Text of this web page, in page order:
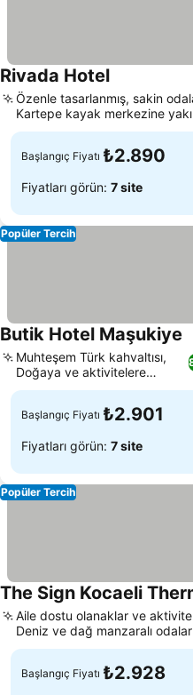
Rivada Hotel
Özenle tasarlanmış, sakin
Kartepe kayak merkezine
Başlangıç Fiyatı ₺2.890
Fiyatları görün: 7 site
Popüler Tercih
Butik Hotel Maşukiye
Muhteşem Türk kahvaltısı,
Doğaya ve aktivitelere
yakınlık
Başlangıç Fiyatı ₺2.901
Fiyatları görün: 7 site
Popüler Tercih
The Sign Kocaeli
Aile dostu olanaklar ve
Deniz ve dağ manzaralı odalar
Başlangıç Fiyatı ₺2.928